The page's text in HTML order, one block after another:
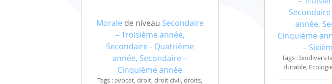
Morale de niveau Secondaire
– Troisième année,
Secondaire - Quatrième
année, Secondaire –
Cinquième année
Tags : avocat, droit, droit civil, droits,
année,
Cinquième
–
Tags :
durable,